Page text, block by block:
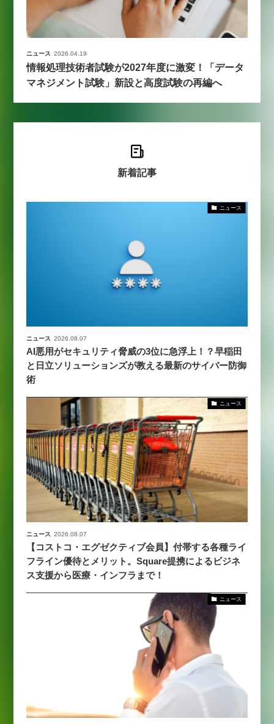
ニュース 2026.04.19
情報処理技術者試験が2027年度に激変！「データ
マネジメント試験」新設と高度試験の再編へ
新着記事
ニュース
ニュース 2026.08.07
AI悪用がセキュリティ脅威の3位に急浮上！？早稲田
と日立ソリューションズが教える最新のサイバー防御
術
ニュース
ニュース 2026.08.07
【コストコ・エグゼクティブ会員】付帯する各種ライ
フライン優待とメリット。Square提携によるビジネ
ス支援から医療・インフラまで！
ニュース